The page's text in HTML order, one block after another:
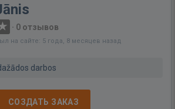
· 0 отзывов
на сайте: 5 года, 8 месяцев назад
darbos
СОЗДАТЬ ЗАКАЗ